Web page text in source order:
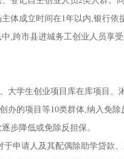
体成立时间在1年以内,银行
,跨市县进城务工创业人员享受
学生创业项目库在库项目、
办的项目等10类群体,纳入免除
降低或免除反担保。
请人及其配偶除助学贷款